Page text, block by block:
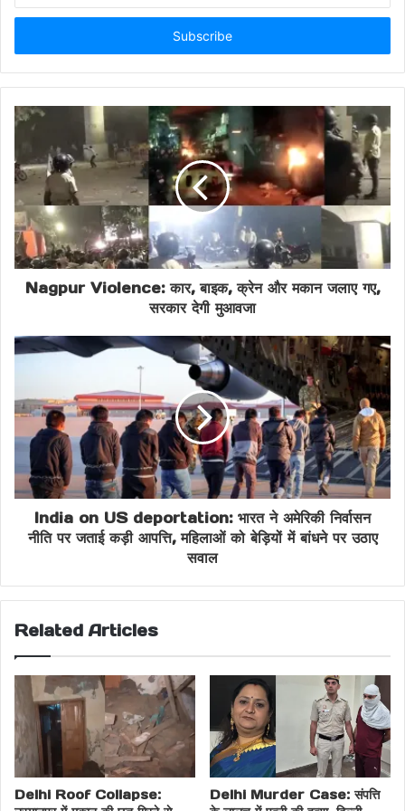
DelhiElections GoaPolitics GopalRai
GujaratAAP JammuKashmirAAP
PankajGupta PoliticalAffairsCommittee
PunjabPolitics SandeepPathak
SaurabhBharadwaj
Email
Nagpur Violence: कार, बाइक, क्रेन और मकान जलाए गए,
सरकार देगी मुआवजा
India on US deportation: भारत ने अमेरिकी निर्वासन
नीति पर जताई कड़ी आपत्ति, महिलाओं को बेड़ियों में बांधने पर उठाए
सवाल
Related Articles
Delhi Roof Collapse:
Delhi Murder Case: संपत्ति